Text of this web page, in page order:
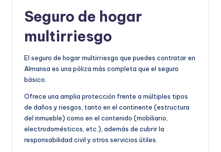
Seguro de hogar
multirriesgo
El seguro de hogar multirriesgo que puedes contratar en
Almansa es una póliza más completa que el seguro
básico.
Ofrece una amplia protección frente a múltiples tipos
de daños y riesgos, tanto en el continente (estructura
del inmueble) como en el contenido (mobiliario,
electrodomésticos, etc.), además de cubrir la
responsabilidad civil y otros servicios útiles.